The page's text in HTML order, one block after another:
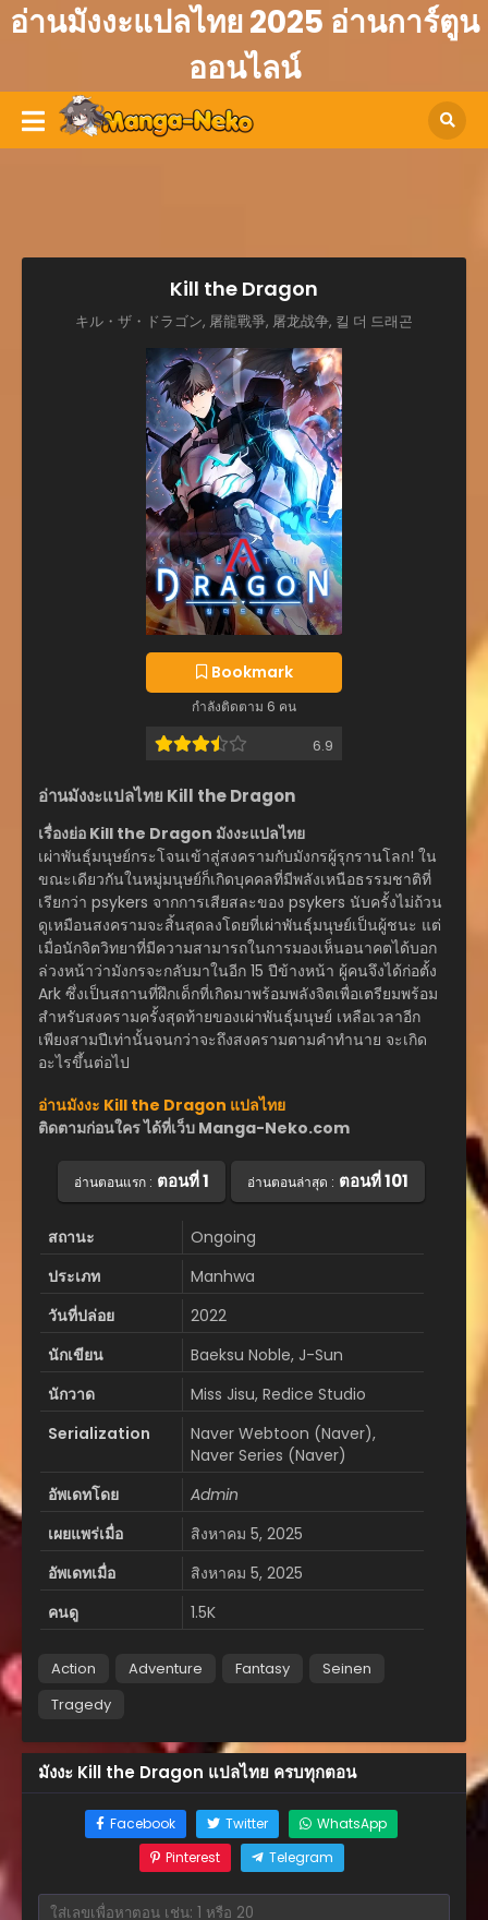
อ่านมังงะแปลไทย 2025 อ่านการ์ตูน
ออนไลน์
Kill the Dragon
キル・ザ・ドラゴン, 屠龍戰爭, 屠龙战争, 킬 더 드래곤
Bookmark
กำลังติดตาม 6 คน
6.9
อ่านมังงะแปลไทย Kill the Dragon
เรื่องย่อ Kill the Dragon มังงะแปลไทย
เผ่าพันธุ์มนุษย์กระโจนเข้าสู่สงครามกับมังกรผู้รุกรานโลก! ใน
ขณะเดียวกันในหมู่มนุษย์ก็เกิดบุคคลที่มีพลังเหนือธรรมชาติที่
เรียกว่า psykers จากการเสียสละของ psykers นับครั้งไม่ถ้วน
ดูเหมือนสงครามจะสิ้นสุดลงโดยที่เผ่าพันธุ์มนุษย์เป็นผู้ชนะ แต่
เมื่อนักจิตวิทยาที่มีความสามารถในการมองเห็นอนาคตได้บอก
ล่วงหน้าว่ามังกรจะกลับมาในอีก 15 ปีข้างหน้า ผู้คนจึงได้ก่อตั้ง
Ark ซึ่งเป็นสถานที่ฝึกเด็กที่เกิดมาพร้อมพลังจิตเพื่อเตรียมพร้อม
สำหรับสงครามครั้งสุดท้ายของเผ่าพันธุ์มนุษย์ เหลือเวลาอีก
เพียงสามปีเท่านั้นจนกว่าจะถึงสงครามตามคำทำนาย จะเกิด
อะไรขึ้นต่อไป
อ่านมังงะ Kill the Dragon แปลไทย
ติดตามก่อนใคร ได้ที่เว็บ Manga-Neko.com
อ่านตอนแรก : ตอนที่ 1 อ่านตอนล่าสุด : ตอนที่ 101
สถานะ
Ongoing
ประเภท
Manhwa
วันที่ปล่อย
2022
นักเขียน
Baeksu Noble, J-Sun
นักวาด
Miss Jisu, Redice Studio
Serialization
Naver Webtoon (Naver),
Naver Series (Naver)
อัพเดทโดย
Admin
เผยแพร่เมื่อ
สิงหาคม 5, 2025
อัพเดทเมื่อ
สิงหาคม 5, 2025
คนดู
1.5K
Action Adventure Fantasy
Seinen
Tragedy
มังงะ Kill the Dragon แปลไทย ครบทุกตอน
Facebook Twitter
WhatsApp
Pinterest
Telegram